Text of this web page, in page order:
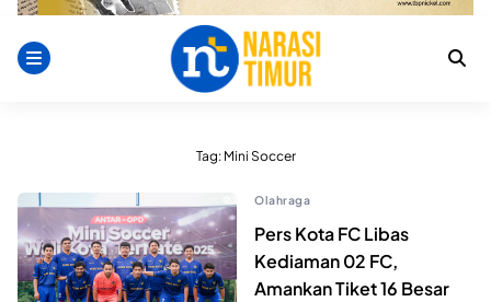
Tag: Mini Soccer
Olahraga
Pers Kota FC Libas
Kediaman 02 FC,
Amankan Tiket 16 Besar